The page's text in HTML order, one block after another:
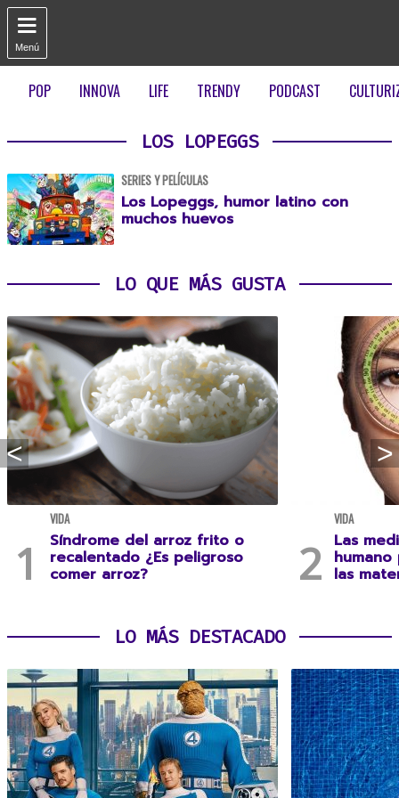

Menú
POP INNOVA LIFE TRENDY PODCAST
LOS LOPEGGS
SERIES Y PELÍCULAS
Los Lopeggs, humor latino con
muchos huevos
LO QUE MÁS GUSTA
VIDA
Síndrome del arroz frito o
recalentado ¿Es peligroso
comer arroz?
VIDA
Las
las
LO MÁS DESTACADO